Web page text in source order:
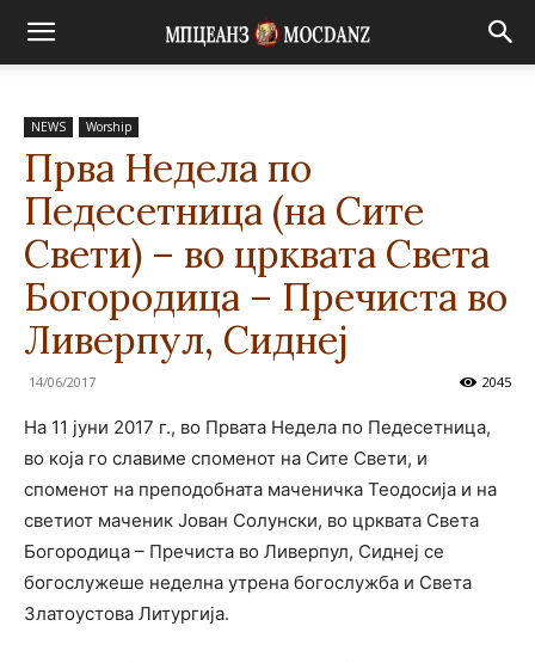
NEWS Worship
Прва Недела по
Педесетница (на Сите
Свети) – во црквата Света
Богородица – Пречиста во
Ливерпул, Сиднеј
14/06/2017 2045
На 11 јуни 2017 г., во Првата Недела по Педесетница,
во која го славиме споменот на Сите Свети, и
споменот на преподобната маченичка Теодосија и на
светиот маченик Јован Солунски, во црквата Светa
Богородица – Пречиста во Ливерпул, Сиднеј се
богослужеше неделна утрена богослужба и Света
Златоустова Литургија.